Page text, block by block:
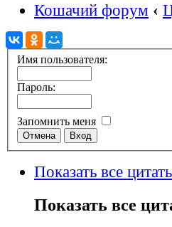
Кошачий форум ‹
Имя пользователя:
Пароль:
Запомнить меня
Показать все
Показать все